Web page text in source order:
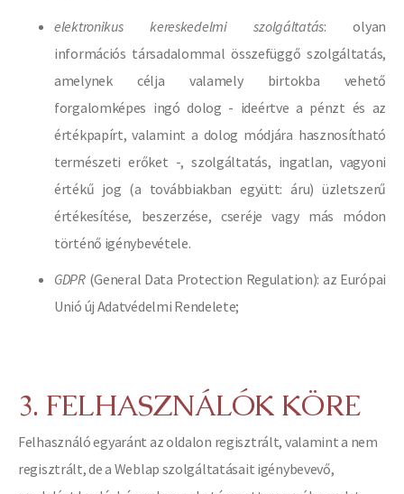
elektronikus kereskedelmi szolgáltatás: olyan
információs társadalommal összefüggő szolgáltatás,
amelynek célja valamely birtokba vehető
forgalomképes ingó dolog - ideértve a pénzt és az
értékpapírt, valamint a dolog módjára hasznosítható
természeti erőket -, szolgáltatás, ingatlan, vagyoni
értékű jog (a továbbiakban együtt: áru) üzletszerű
értékesítése, beszerzése, cseréje vagy más módon
történő igénybevétele.
GDPR(General Data Protection Regulation): az Európai
Unió új Adatvédelmi Rendelete;
3. FELHASZNÁLÓK KÖRE
Felhasználó egyaránt az oldalon regisztrált, valamint a nem
regisztrált, de a Weblap szolgáltatásait igénybevevő,